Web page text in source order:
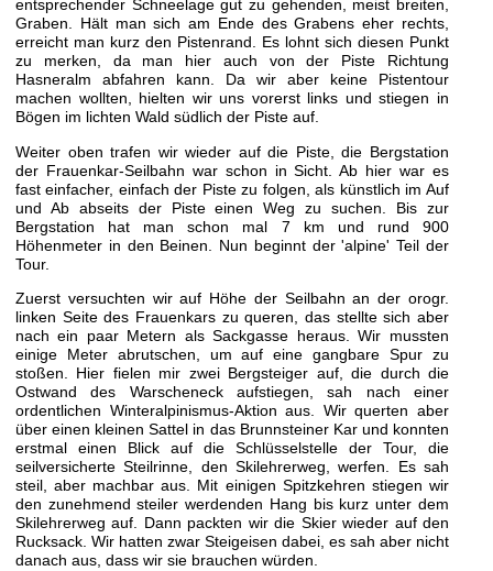
entsprechender Schneelage gut zu gehenden, meist breiten,
Graben. Hält man sich am Ende des Grabens eher rechts,
erreicht man kurz den Pistenrand. Es lohnt sich diesen Punkt
zu merken, da man hier auch von der Piste Richtung
Hasneralm abfahren kann. Da wir aber keine Pistentour
machen wollten, hielten wir uns vorerst links und stiegen in
Bögen im lichten Wald südlich der Piste auf.
Weiter oben trafen wir wieder auf die Piste, die Bergstation
der Frauenkar-Seilbahn war schon in Sicht. Ab hier war es
fast einfacher, einfach der Piste zu folgen, als künstlich im Auf
und Ab abseits der Piste einen Weg zu suchen. Bis zur
Bergstation hat man schon mal 7 km und rund 900
Höhenmeter in den Beinen. Nun beginnt der 'alpine' Teil der
Tour.
Zuerst versuchten wir auf Höhe der Seilbahn an der orogr.
linken Seite des Frauenkars zu queren, das stellte sich aber
nach ein paar Metern als Sackgasse heraus. Wir mussten
einige Meter abrutschen, um auf eine gangbare Spur zu
stoßen. Hier fielen mir zwei Bergsteiger auf, die durch die
Ostwand des Warscheneck aufstiegen, sah nach einer
ordentlichen Winteralpinismus-Aktion aus. Wir querten aber
über einen kleinen Sattel in das Brunnsteiner Kar und konnten
erstmal einen Blick auf die Schlüsselstelle der Tour, die
seilversicherte Steilrinne, den Skilehrerweg, werfen. Es sah
steil, aber machbar aus. Mit einigen Spitzkehren stiegen wir
den zunehmend steiler werdenden Hang bis kurz unter dem
Skilehrerweg auf. Dann packten wir die Skier wieder auf den
Rucksack. Wir hatten zwar Steigeisen dabei, es sah aber nicht
danach aus, dass wir sie brauchen würden.